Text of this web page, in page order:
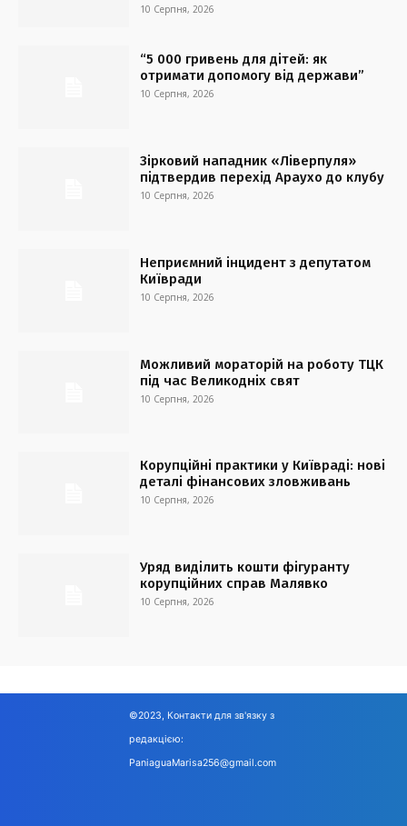
10 Серпня, 2026
“5 000 гривень для дітей: як
отримати допомогу від держави”
10 Серпня, 2026
Зірковий нападник «Ліверпуля»
підтвердив перехід Араухо до клубу
10 Серпня, 2026
Неприємний інцидент з депутатом
Київради
10 Серпня, 2026
Можливий мораторій на роботу ТЦК
під час Великодніх свят
10 Серпня, 2026
Корупційні практики у Київраді: нові
деталі фінансових зловживань
10 Серпня, 2026
Уряд виділить кошти фігуранту
корупційних справ Малявко
10 Серпня, 2026
©2023, Контакти для зв'язку з
редакцією:
PaniaguaMarisa256@gmail.com